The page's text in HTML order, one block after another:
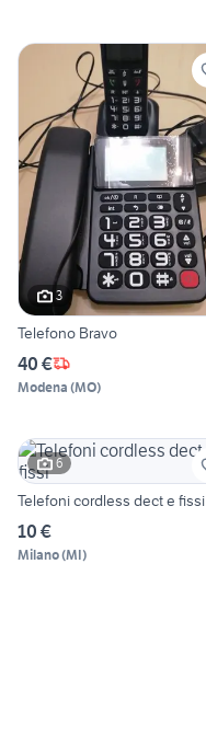
3
Telefono Bravo
40 €
Modena (MO)
6
Telefoni cordless dect e fissi
10 €
Milano(MI)